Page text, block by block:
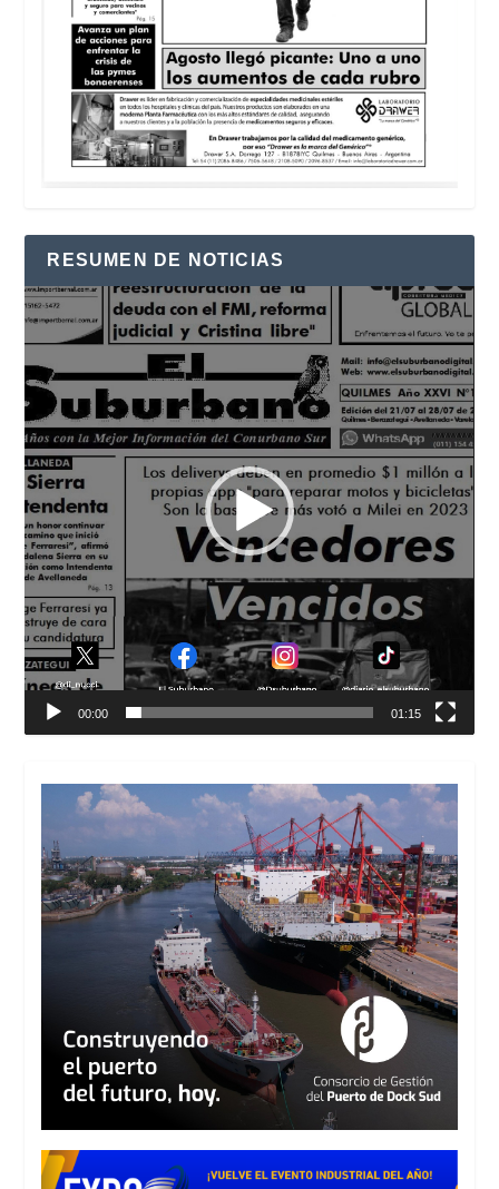
RESUMEN DE NOTICIAS
Reproductor
de
vídeo
00:00 01:15